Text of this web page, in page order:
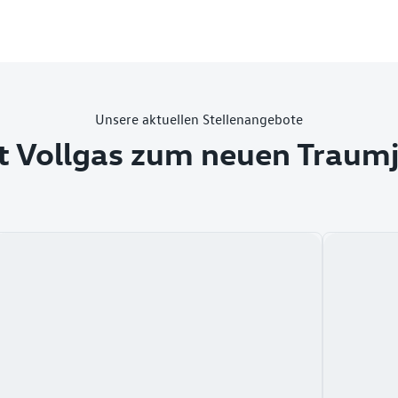
Unsere aktuellen Stellenangebote
Vollgas zum neuen